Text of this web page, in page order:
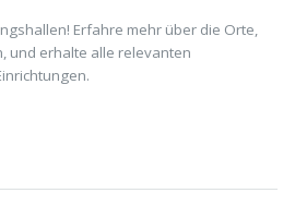
Erfahre mehr über die Orte,
und erhalte alle relevanten